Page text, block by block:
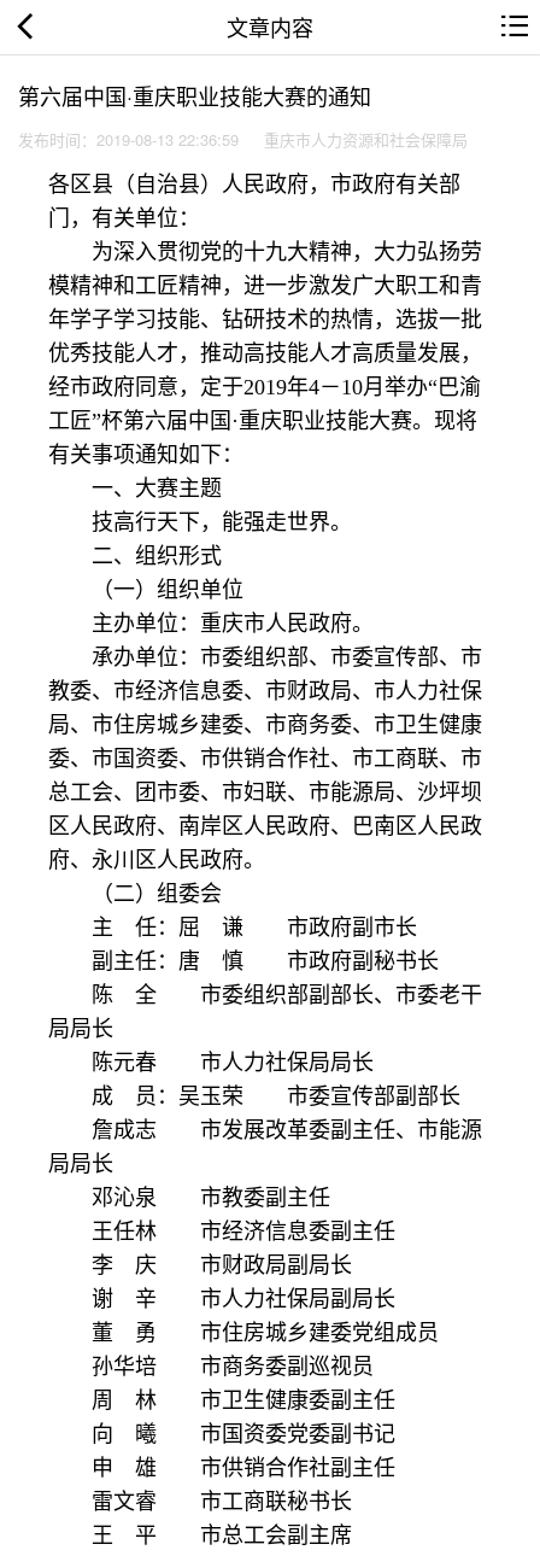
文章内容
第六届中国·重庆职业技能大赛的通知
发布时间：2019-08-13 22:36:59 重庆市人力资源和社会保障局
各区县（自治县）人民政府，市政府有关部
门，有关单位：
为深入贯彻党的十九大精神，大力弘扬劳
模精神和工匠精神，进一步激发广大职工和青
年学子学习技能、钻研技术的热情，选拔一批
优秀技能人才，推动高技能人才高质量发展，
经市政府同意，定于2019年4－10月举办“巴渝
工匠”杯第六届中国·重庆职业技能大赛。现将
有关事项通知如下：
一、大赛主题
技高行天下，能强走世界。
二、组织形式
（一）组织单位
主办单位：重庆市人民政府。
承办单位：市委组织部、市委宣传部、市
教委、市经济信息委、市财政局、市人力社保
局、市住房城乡建委、市商务委、市卫生健康
委、市国资委、市供销合作社、市工商联、市
总工会、团市委、市妇联、市能源局、沙坪坝
区人民政府、南岸区人民政府、巴南区人民政
府、永川区人民政府。
（二）组委会
主 任：屈 谦 市政府副市长
副主任：唐 慎 市政府副秘书长
陈 全 市委组织部副部长、市委老干
局局长
陈元春 市人力社保局局长
成 员：吴玉荣 市委宣传部副部长
詹成志 市发展改革委副主任、市能源
局局长
邓沁泉 市教委副主任
王任林 市经济信息委副主任
李 庆 市财政局副局长
谢 辛 市人力社保局副局长
董 勇 市住房城乡建委党组成员
孙华培 市商务委副巡视员
周 林 市卫生健康委副主任
向 曦 市国资委党委副书记
申 雄 市供销合作社副主任
雷文睿 市工商联秘书长
王 平 市总工会副主席